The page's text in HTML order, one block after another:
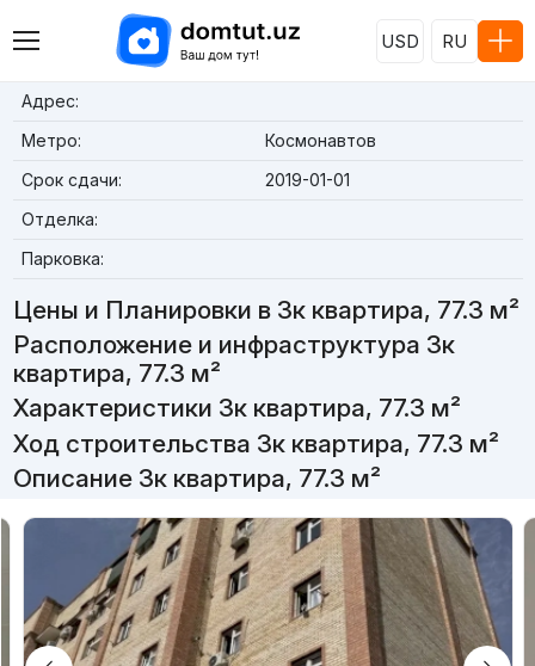
USD RU
Адрес:
Метро:
Космонавтов
Срок сдачи:
2019-01-01
Отделка:
Парковка:
Цены и Планировки в 3к квартира, 77.3 м²
Расположение и инфраструктура 3к
квартира, 77.3 м²
Характеристики 3к квартира, 77.3 м²
Ход строительства 3к квартира, 77.3 м²
Описание 3к квартира, 77.3 м²